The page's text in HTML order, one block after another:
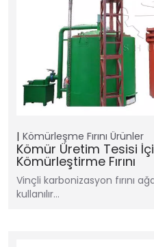
Kömürleşme Fırını Ürünler
Kömür Üretim Tesisi
Kömürleştirme Fırını
Vinçli karbonizasyon fırını
kullanılır…